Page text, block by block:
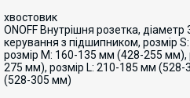
хвостовик
ONOFF Внутрішня розетка,
керування з підшипником, розмір
розмір M: 160-135 мм (428-255 мм),
275 мм), розмір L: 210-185 мм
(528-305 мм)